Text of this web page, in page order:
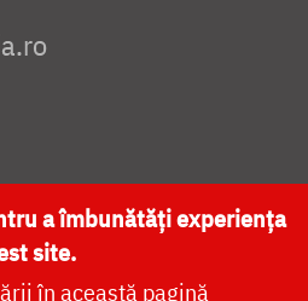
CATEDRALA NAȚIONALĂ
a îmbunătăți experiența
site.
în această pagină